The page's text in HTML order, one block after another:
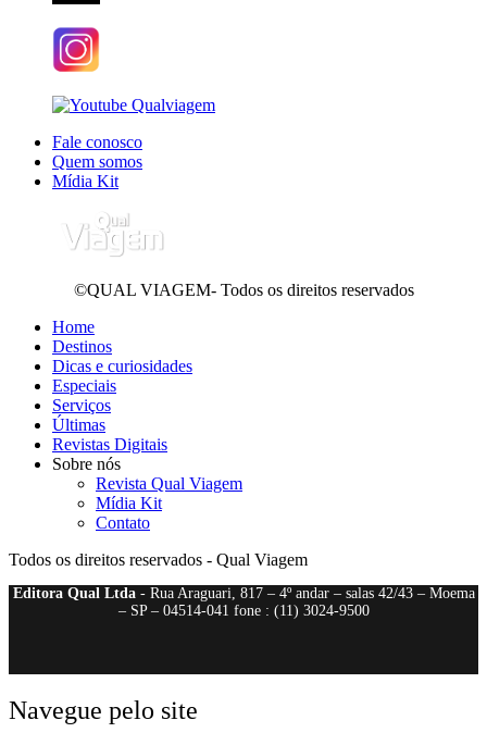
Fale conosco
Quem somos
Mídia Kit
©QUAL VIAGEM- Todos os direitos reservados
Home
Destinos
Dicas e curiosidades
Especiais
Serviços
Últimas
Revistas Digitais
Sobre nós
Revista Qual Viagem
Mídia Kit
Contato
Todos os direitos reservados - Qual Viagem
Editora Qual Ltda- Rua Araguari, 817 – 4º andar – salas 42/43 – Moema
– SP – 04514-041 fone : (11) 3024-9500
Navegue pelo site